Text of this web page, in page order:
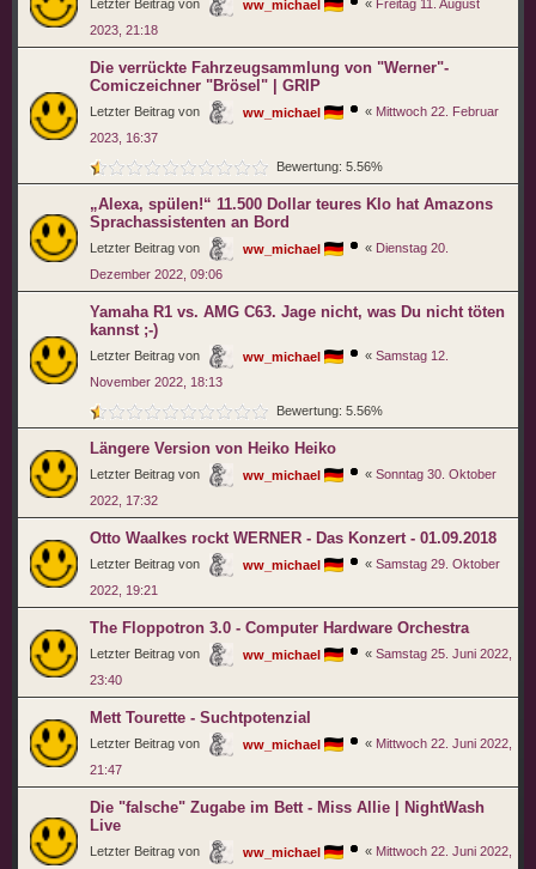
Letzter Beitrag von ww_michael « Freitag 11. August
2023, 21:18
Die verrückte Fahrzeugsammlung von "Werner"-
Comiczeichner "Brösel" | GRIP
Letzter Beitrag von ww_michael « Mittwoch 22. Februar
2023, 16:37
Bewertung: 5.56%
„Alexa, spülen!“ 11.500 Dollar teures Klo hat Amazons
Sprachassistenten an Bord
Letzter Beitrag von ww_michael « Dienstag 20.
Dezember 2022, 09:06
Yamaha R1 vs. AMG C63. Jage nicht, was Du nicht töten
kannst ;-)
Letzter Beitrag von ww_michael « Samstag 12.
November 2022, 18:13
Bewertung: 5.56%
Längere Version von Heiko Heiko
Letzter Beitrag von ww_michael « Sonntag 30. Oktober
2022, 17:32
Otto Waalkes rockt WERNER - Das Konzert - 01.09.2018
Letzter Beitrag von ww_michael « Samstag 29. Oktober
2022, 19:21
The Floppotron 3.0 - Computer Hardware Orchestra
Letzter Beitrag von ww_michael « Samstag 25. Juni 2022,
23:40
Mett Tourette - Suchtpotenzial
Letzter Beitrag von ww_michael « Mittwoch 22. Juni 2022,
21:47
Die "falsche" Zugabe im Bett - Miss Allie | NightWash
Live
Letzter Beitrag von ww_michael « Mittwoch 22. Juni 2022,